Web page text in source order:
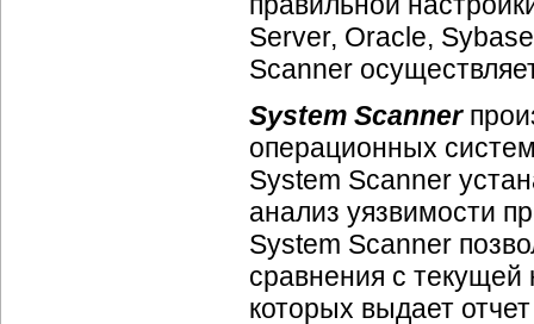
Server, Oracle,
Scanner
System Scanner
операционных
System Scanner
анализ уязвимости
System Scanner
сравнения с
которых выдает